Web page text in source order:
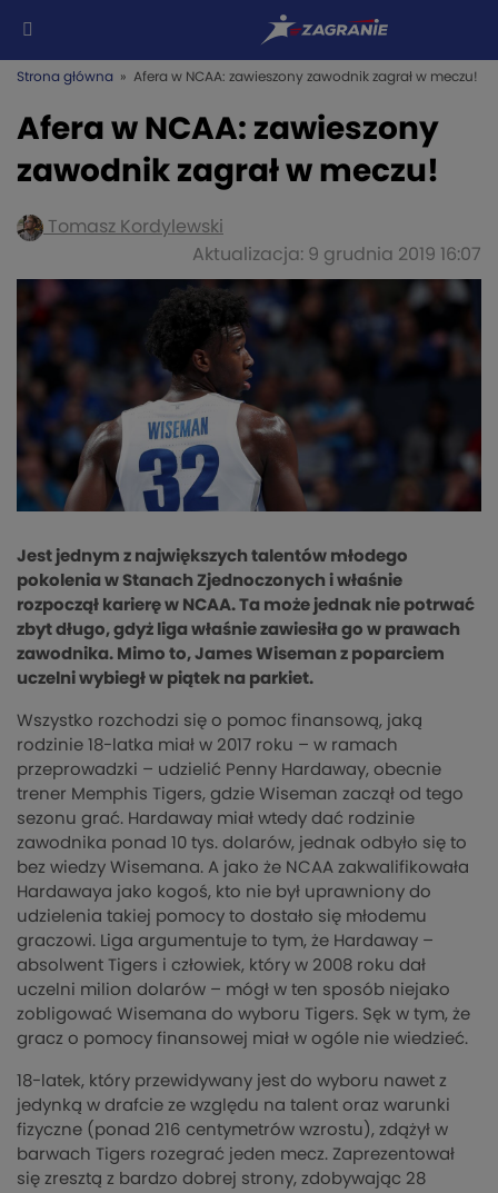
Strona główna » Afera w NCAA: zawieszony zawodnik zagrał w meczu!
Afera w NCAA: zawieszony
zawodnik zagrał w meczu!
Tomasz Kordylewski
Aktualizacja: 9 grudnia 2019 16:07
Jest jednym z największych talentów młodego
pokolenia w Stanach Zjednoczonych i właśnie
rozpoczął karierę w NCAA. Ta może jednak nie potrwać
zbyt długo, gdyż liga właśnie zawiesiła go w prawach
zawodnika. Mimo to, James Wiseman z poparciem
uczelni wybiegł w piątek na parkiet.
Wszystko rozchodzi się o pomoc finansową, jaką
rodzinie 18-latka miał w 2017 roku – w ramach
przeprowadzki – udzielić Penny Hardaway, obecnie
trener Memphis Tigers, gdzie Wiseman zaczął od tego
sezonu grać. Hardaway miał wtedy dać rodzinie
zawodnika ponad 10 tys. dolarów, jednak odbyło się to
bez wiedzy Wisemana. A jako że NCAA zakwalifikowała
Hardawaya jako kogoś, kto nie był uprawniony do
udzielenia takiej pomocy to dostało się młodemu
graczowi. Liga argumentuje to tym, że Hardaway –
absolwent Tigers i człowiek, który w 2008 roku dał
uczelni milion dolarów – mógł w ten sposób niejako
zobligować Wisemana do wyboru Tigers. Sęk w tym, że
gracz o pomocy finansowej miał w ogóle nie wiedzieć.
18-latek, który przewidywany jest do wyboru nawet z
jedynką w drafcie ze względu na talent oraz warunki
fizyczne (ponad 216 centymetrów wzrostu), zdążył w
barwach Tigers rozegrać jeden mecz. Zaprezentował
się zresztą z bardzo dobrej strony, zdobywając 28